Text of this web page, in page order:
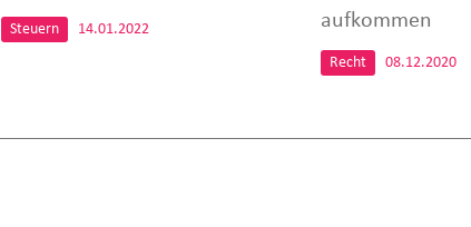
Steuern 14.01.2022
aufkommen
Recht 08.12.2020